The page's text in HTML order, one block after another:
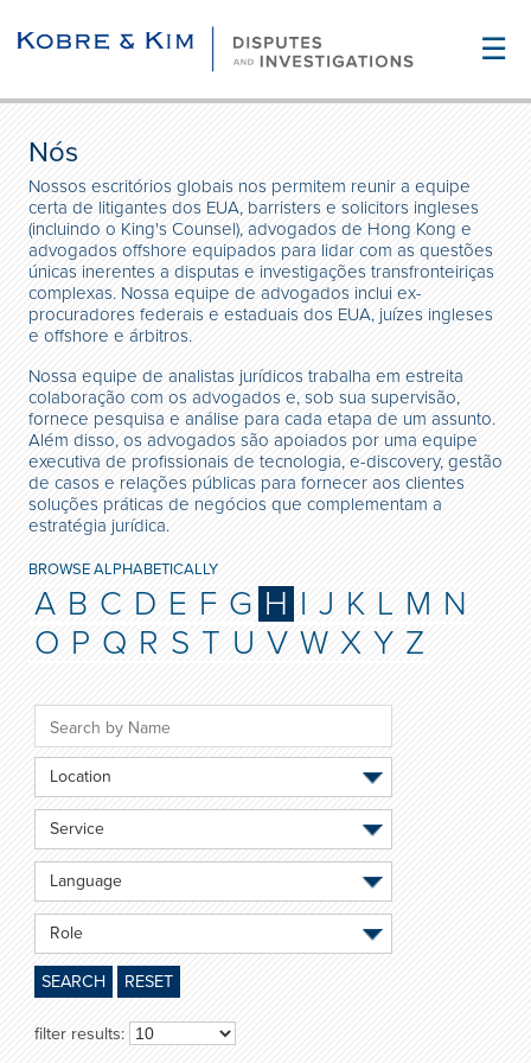
☰
Nós
Nossos escritórios globais nos permitem reunir a equipe
certa de litigantes dos EUA, barristers e solicitors ingleses
(incluindo o King's Counsel), advogados de Hong Kong e
advogados offshore equipados para lidar com as questões
únicas inerentes a disputas e investigações transfronteiriças
complexas. Nossa equipe de advogados inclui ex-
procuradores federais e estaduais dos EUA, juízes ingleses
e offshore e árbitros.
Nossa equipe de analistas jurídicos trabalha em estreita
colaboração com os advogados e, sob sua supervisão,
fornece pesquisa e análise para cada etapa de um assunto.
Além disso, os advogados são apoiados por uma equipe
executiva de profissionais de tecnologia, e-discovery, gestão
de casos e relações públicas para fornecer aos clientes
soluções práticas de negócios que complementam a
estratégia jurídica.
BROWSE ALPHABETICALLY
A B C D E F G H I J K L M N
O P Q R S T U V W X Y Z
Location
Service
Language
Role
SEARCH RESET
filter results: